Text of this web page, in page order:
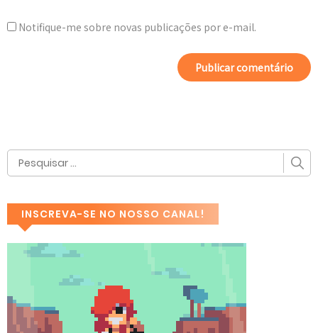
Notifique-me sobre novas publicações por e-mail.
INSCREVA-SE NO NOSSO CANAL!